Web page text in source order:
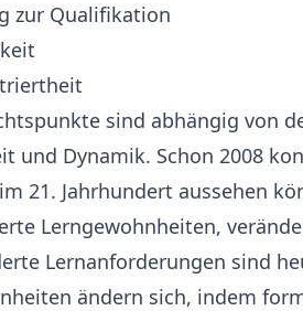
zur Qualifikation
sind abhängig von
und Dynamik. Schon 2008
21. Jahrhundert aussehen
Lerngewohnheiten,
Lernanforderungen sind
ändern sich, indem